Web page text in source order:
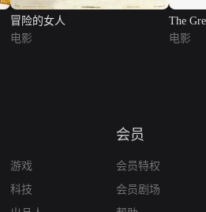
冒险的女人
电影
The
电影
游戏
科技
会员
会员特权
会员剧场